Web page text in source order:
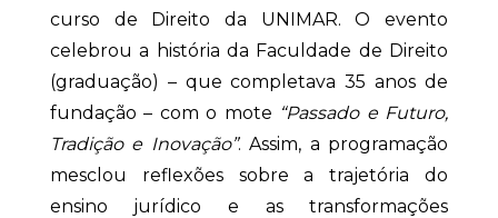
curso de Direito da UNIMAR. O evento
celebrou a história da Faculdade de Direito
(graduação) – que completava 35 anos de
fundação – com o mote “Passado e Futuro,
Tradição e Inovação”. Assim, a programação
mesclou reflexões sobre a trajetória do
ensino jurídico e as transformações